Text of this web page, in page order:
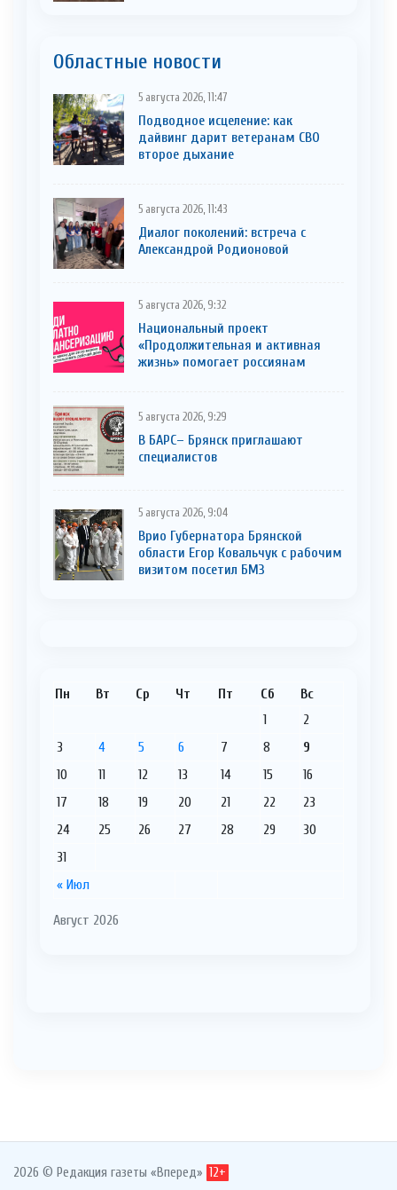
Областные новости
5 августа 2026, 11:47
Подводное исцеление: как
дайвинг дарит ветеранам СВО
второе дыхание
5 августа 2026, 11:43
Диалог поколений: встреча с
Александрой Родионовой
5 августа 2026, 9:32
Национальный проект
«Продолжительная и активная
жизнь» помогает россиянам
5 августа 2026, 9:29
В БАРС– Брянcк приглaшают
cпециaлистoв
5 августа 2026, 9:04
Врио Губернатора Брянской
области Егор Ковальчук с рабочим
визитом посетил БМЗ
Август 2026
Пн Вт Ср Чт Пт Сб Вс
« Июл
1
2
3
4 5 6 7 8
9
10
11 12 13 14 15
16
17
18 19 20 21 22
23
24
25 26 27 28 29
30
31
2026 © Редакция газеты «Вперед» 12+